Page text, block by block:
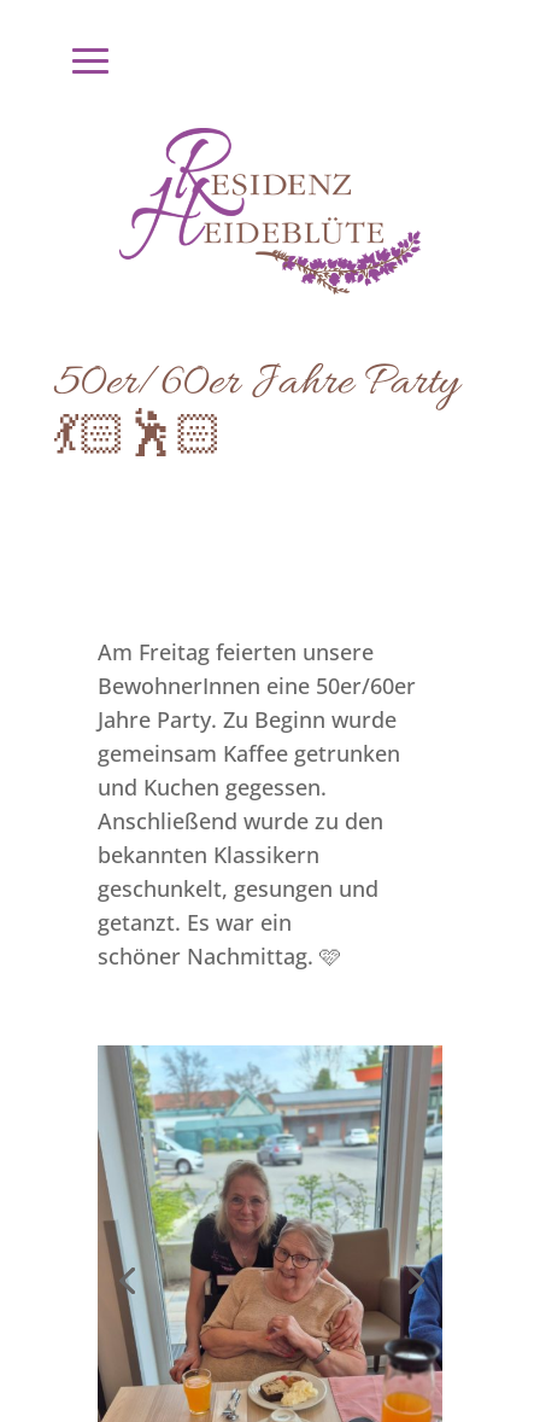
50er/60er Jahre Party
💃🏻🕺🏻
Am Freitag feierten unsere
BewohnerInnen eine 50er/60er
Jahre Party. Zu Beginn wurde
gemeinsam Kaffee getrunken
und Kuchen gegessen.
Anschließend wurde zu den
bekannten Klassikern
geschunkelt, gesungen und
getanzt. Es war ein
schöner Nachmittag. 🩷